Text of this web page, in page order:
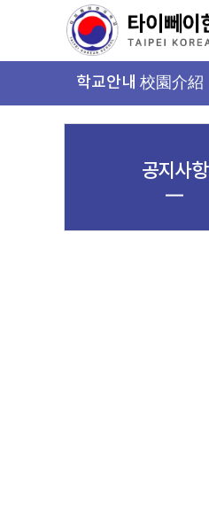
뉴
학교안내 校園介紹
공지사항